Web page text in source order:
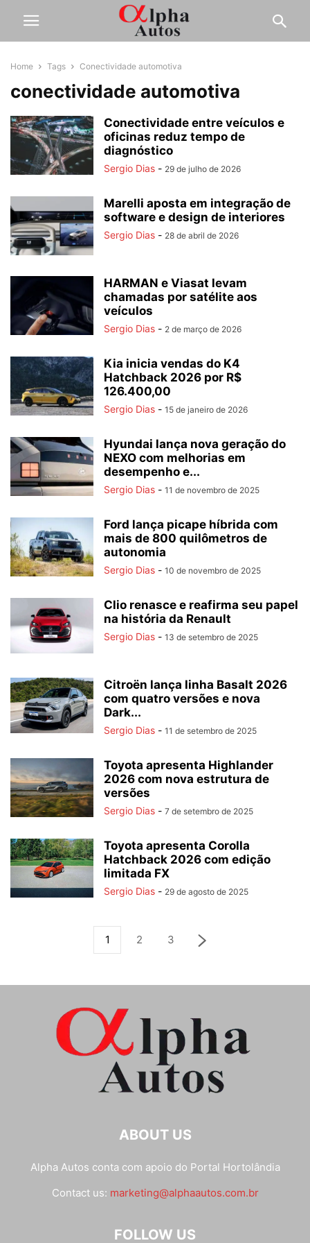
Home Tags Conectividade automotiva
conectividade automotiva
Conectividade entre veículos e
oficinas reduz tempo de
diagnóstico
Sergio Dias - 29 de julho de 2026
Marelli aposta em integração de
software e design de interiores
Sergio Dias - 28 de abril de 2026
HARMAN e Viasat levam
chamadas por satélite aos
veículos
Sergio Dias - 2 de março de 2026
Kia inicia vendas do K4
Hatchback 2026 por R$
126.400,00
Sergio Dias - 15 de janeiro de 2026
Hyundai lança nova geração do
NEXO com melhorias em
desempenho e...
Sergio Dias - 11 de novembro de 2025
Ford lança picape híbrida com
mais de 800 quilômetros de
autonomia
Sergio Dias - 10 de novembro de 2025
Clio renasce e reafirma seu papel
na história da Renault
Sergio Dias - 13 de setembro de 2025
Citroën lança linha Basalt 2026
com quatro versões e nova
Dark...
Sergio Dias - 11 de setembro de 2025
Toyota apresenta Highlander
2026 com nova estrutura de
versões
Sergio Dias - 7 de setembro de 2025
Toyota apresenta Corolla
Hatchback 2026 com edição
limitada FX
Sergio Dias - 29 de agosto de 2025
1 2 3
ABOUT US
Alpha Autos conta com apoio do Portal Hortolândia
Contact us: marketing@alphaautos.com.br
FOLLOW US